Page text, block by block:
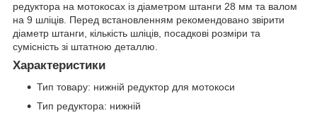
редуктора на мотокосах із діаметром штанги 28 мм та валом
на 9 шліців. Перед встановленням рекомендовано звірити
діаметр штанги, кількість шліців, посадкові розміри та
сумісність зі штатною деталлю.
Характеристики
Тип товару: нижній редуктор для мотокоси
Тип редуктора: нижній